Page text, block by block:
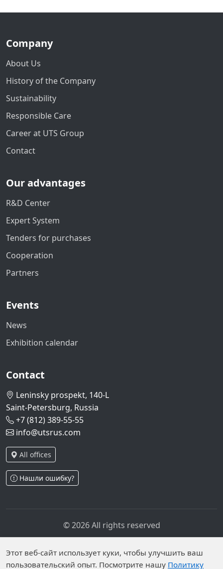
Company
About Us
History of the Company
Sustainability
Responsible Care
Career at UTS Group
Contact
Our advantages
R&D Center
Expert System
Tenders for purchases
Cooperation
Partners
Events
News
Exhibition calendar
Contact
Leninsky prospekt, 140-L
Saint-Petersburg, Russia
+7 (812) 389-55-55
info@utsrus.com
All offices
Нашли ошибку?
© 2026 All rights reserved
Personal data is published on the website due to legal
grounds in accordance with Part 1 of Article 6 and
Этот веб-сайт использует куки, чтобы улучшить ваш
пользовательский опыт. Посмотрите нашу Политику